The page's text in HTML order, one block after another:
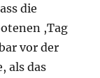
die
,Tag
vor der
als das